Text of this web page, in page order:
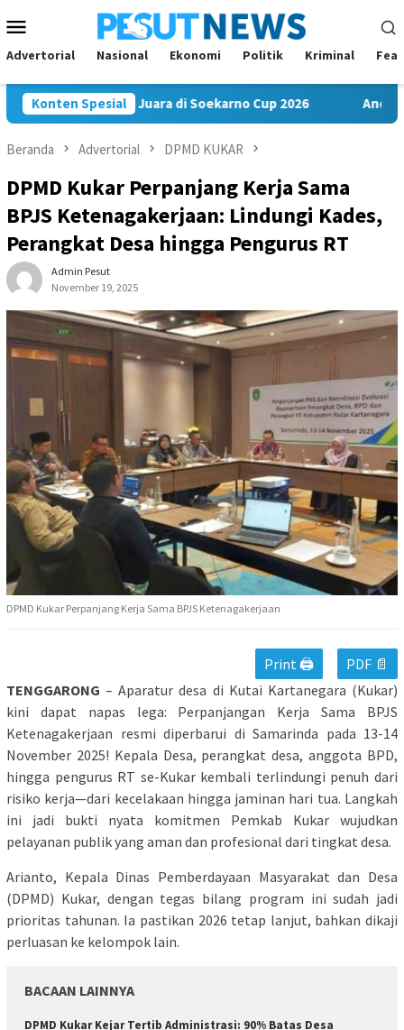
ke
kontenMobile
Advertorial Nasional Ekonomi Politik Kriminal
Konten Spesial
Bawa Misi Juara di Soekarno Cup 2026 Andi Satya
Beranda Advertorial DPMD KUKAR
DPMD Kukar Perpanjang Kerja Sama
BPJS Ketenagakerjaan: Lindungi Kades,
Perangkat Desa hingga Pengurus RT
Admin Pesut
November 19, 2025
DPMD Kukar Perpanjang Kerja Sama BPJS Ketenagakerjaan
Print 🖨
PDF 📄
TENGGARONG – Aparatur desa di Kutai Kartanegara (Kukar)
kini dapat napas lega: Perpanjangan Kerja Sama BPJS
Ketenagakerjaan resmi diperbarui di Samarinda pada 13-14
November 2025! Kepala Desa, perangkat desa, anggota BPD,
hingga pengurus RT se-Kukar kembali terlindungi penuh dari
risiko kerja—dari kecelakaan hingga jaminan hari tua. Langkah
ini jadi bukti nyata komitmen Pemkab Kukar wujudkan
pelayanan publik yang aman dan profesional dari tingkat desa.
Arianto, Kepala Dinas Pemberdayaan Masyarakat dan Desa
(DPMD) Kukar, dengan tegas bilang program ini sudah jadi
prioritas tahunan. Ia pastikan 2026 tetap lanjut, bahkan dikaji
perluasan ke kelompok lain.
BACAAN LAINNYA
DPMD Kukar Kejar Tertib Administrasi: 90% Batas Desa